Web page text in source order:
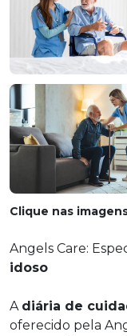
Clique nas
Angels Care:
idoso
A diária de
oferecido pela